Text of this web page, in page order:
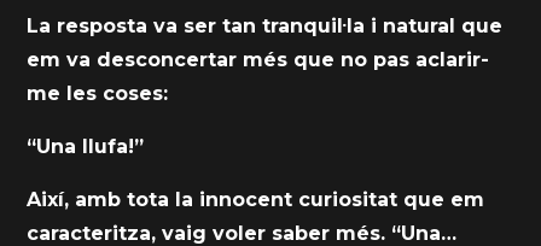
La resposta va ser tan tranquil·la i natural que
em va desconcertar més que no pas aclarir-
me les coses:
“Una llufa!”
Així, amb tota la innocent curiositat que em
caracteritza, vaig voler saber més. “Una…